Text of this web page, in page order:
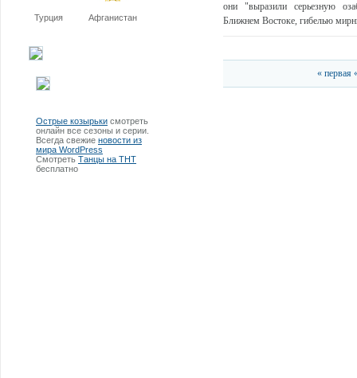
Турция Афганистан
Острые козырьки смотреть
онлайн все сезоны и серии.
Всегда свежие новости из
мира WordPress
Смотреть Танцы на ТНТ
бесплатно
они "выразили серьезную
Ближнем Востоке, гибелью
« первая